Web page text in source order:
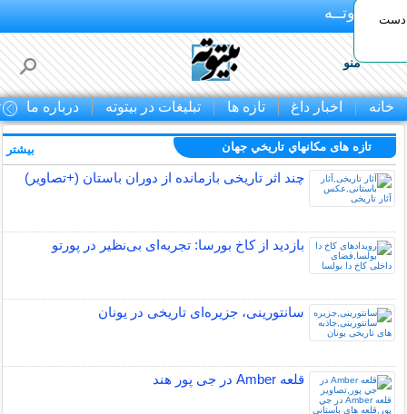
بـیتوتــه
منو
خانه اخبار داغ تازه ها تبلیغات در بیتوته درباره ما
دست
تازه های مكانهاي تاريخي جهان
چند اثر تاریخی بازمانده از دوران باستان (+تصاویر)
بازدید از کاخ بورسا: تجربه‌ای بی‌نظیر در پورتو
سانتورینی، جزیره‌ای تاریخی در یونان
قلعه Amber در جی پور هند
بیشتر